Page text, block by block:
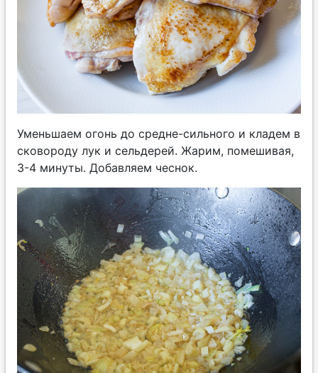
Уменьшаем огонь до средне-сильного и кладем в
сковороду лук и сельдерей. Жарим, помешивая,
3-4 минуты. Добавляем чеснок.